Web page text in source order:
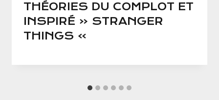
THÉORIES DU COMPLOT ET
INSPIRÉ « STRANGER
THINGS »